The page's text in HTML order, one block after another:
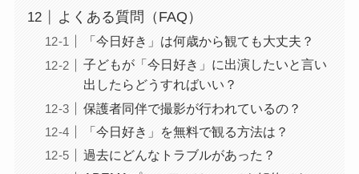
よくある質問（FAQ）
「今日好き」は何歳から観ても大丈夫？
子どもが「今日好き」に出演したいと言い
出したらどうすればいい？
保護者同伴で撮影が行われているの？
「今日好き」を無料で観る方法は？
過去にどんなトラブルがあった？